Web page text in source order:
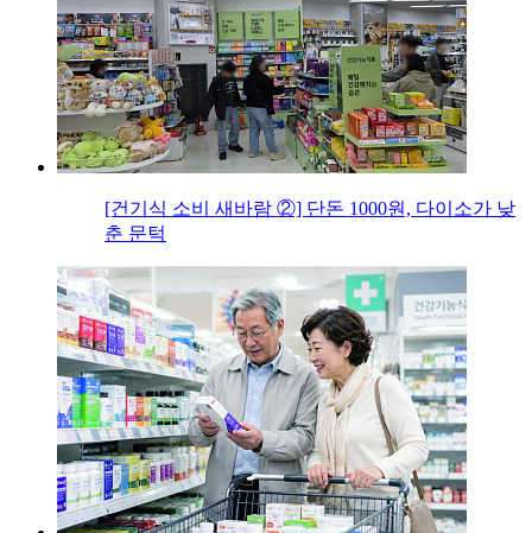
[건기식 소비 새바람 ②] 단돈 1000원, 다이소가 낮
춘 문턱